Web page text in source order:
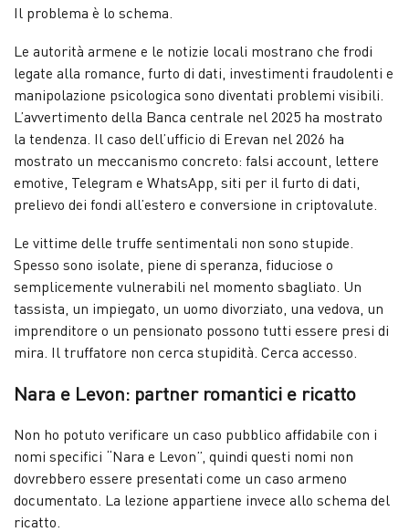
Il problema è lo schema.
Le autorità armene e le notizie locali mostrano che frodi
legate alla romance, furto di dati, investimenti fraudolenti e
manipolazione psicologica sono diventati problemi visibili.
L’avvertimento della Banca centrale nel 2025 ha mostrato
la tendenza. Il caso dell’ufficio di Erevan nel 2026 ha
mostrato un meccanismo concreto: falsi account, lettere
emotive, Telegram e WhatsApp, siti per il furto di dati,
prelievo dei fondi all’estero e conversione in criptovalute.
Le vittime delle truffe sentimentali non sono stupide.
Spesso sono isolate, piene di speranza, fiduciose o
semplicemente vulnerabili nel momento sbagliato. Un
tassista, un impiegato, un uomo divorziato, una vedova, un
imprenditore o un pensionato possono tutti essere presi di
mira. Il truffatore non cerca stupidità. Cerca accesso.
Nara e Levon: partner romantici e ricatto
Non ho potuto verificare un caso pubblico affidabile con i
nomi specifici “Nara e Levon”, quindi questi nomi non
dovrebbero essere presentati come un caso armeno
documentato. La lezione appartiene invece allo schema del
ricatto.